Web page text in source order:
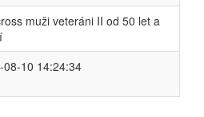
muži veteráni II od 50 let a
08-10 14:24:34